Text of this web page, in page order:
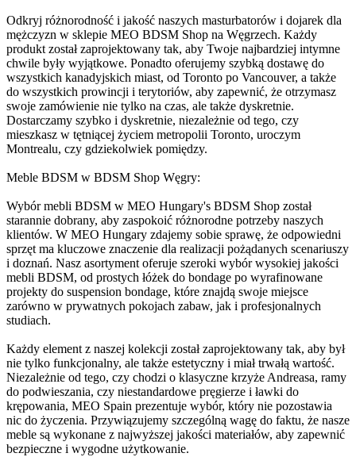
Odkryj różnorodność i jakość naszych masturbatorów i dojarek dla
mężczyzn w sklepie MEO BDSM Shop na Węgrzech. Każdy
produkt został zaprojektowany tak, aby Twoje najbardziej intymne
chwile były wyjątkowe. Ponadto oferujemy szybką dostawę do
wszystkich kanadyjskich miast, od Toronto po Vancouver, a także
do wszystkich prowincji i terytoriów, aby zapewnić, że otrzymasz
swoje zamówienie nie tylko na czas, ale także dyskretnie.
Dostarczamy szybko i dyskretnie, niezależnie od tego, czy
mieszkasz w tętniącej życiem metropolii Toronto, uroczym
Montrealu, czy gdziekolwiek pomiędzy.
Meble BDSM w BDSM Shop Węgry:
Wybór mebli BDSM w MEO Hungary's BDSM Shop został
starannie dobrany, aby zaspokoić różnorodne potrzeby naszych
klientów. W MEO Hungary zdajemy sobie sprawę, że odpowiedni
sprzęt ma kluczowe znaczenie dla realizacji pożądanych scenariuszy
i doznań. Nasz asortyment oferuje szeroki wybór wysokiej jakości
mebli BDSM, od prostych łóżek do bondage po wyrafinowane
projekty do suspension bondage, które znajdą swoje miejsce
zarówno w prywatnych pokojach zabaw, jak i profesjonalnych
studiach.
Każdy element z naszej kolekcji został zaprojektowany tak, aby był
nie tylko funkcjonalny, ale także estetyczny i miał trwałą wartość.
Niezależnie od tego, czy chodzi o klasyczne krzyże Andreasa, ramy
do podwieszania, czy niestandardowe pręgierze i ławki do
krępowania, MEO Spain prezentuje wybór, który nie pozostawia
nic do życzenia. Przywiązujemy szczególną wagę do faktu, że nasze
meble są wykonane z najwyższej jakości materiałów, aby zapewnić
bezpieczne i wygodne użytkowanie.